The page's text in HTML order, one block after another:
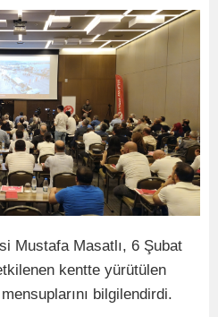
Mustafa Masatlı, 6 Şubat
kentte yürütülen
bilgilendirdi.